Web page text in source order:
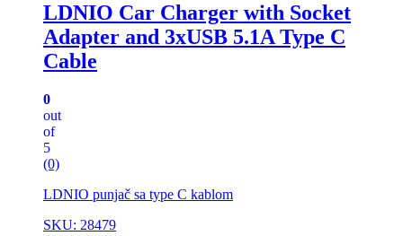
LDNIO Car Charger with Socket
Adapter and 3xUSB 5.1A Type C
Cable
0
out
of
5
(0)
LDNIO punjač sa type C kablom
SKU: 28479